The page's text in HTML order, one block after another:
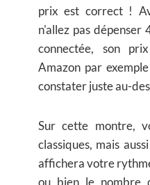
prix est correct !
n'allez pas
connectée, son
Amazon par
constater juste au-
Sur cette montre,
classiques, mais
affichera votre
ou bien le nombre